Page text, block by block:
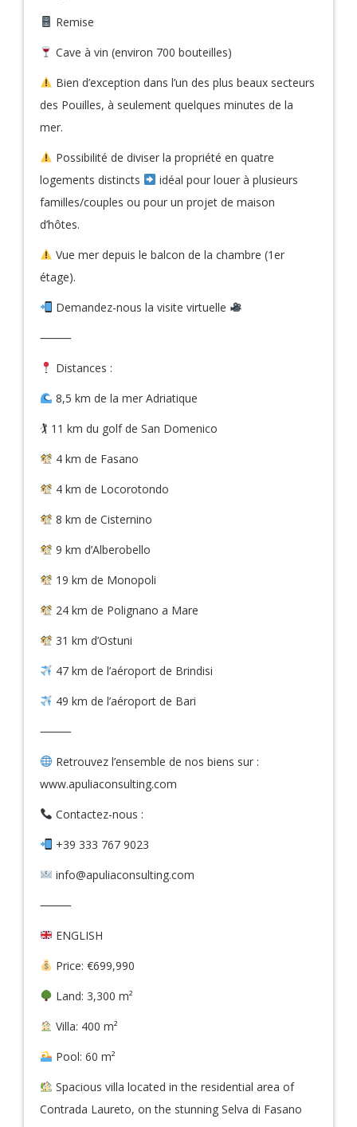
Remise
Cave à vin (environ 700 bouteilles)
Bien d’exception dans l’un des plus beaux secteurs
des Pouilles, à seulement quelques minutes de la
mer.
Possibilité de diviser la propriété en quatre
logements distincts
idéal pour louer à plusieurs
familles/couples ou pour un projet de maison
d’hôtes.
Vue mer depuis le balcon de la chambre (1er
étage).
Demandez-nous la visite virtuelle
⸻
Distances :
8,5 km de la mer Adriatique
🏌️ 11 km du golf de San Domenico
4 km de Fasano
4 km de Locorotondo
8 km de Cisternino
9 km d’Alberobello
19 km de Monopoli
24 km de Polignano a Mare
31 km d’Ostuni
47 km de l’aéroport de Brindisi
49 km de l’aéroport de Bari
⸻
Retrouvez l’ensemble de nos biens sur :
www.apuliaconsulting.com
Contactez-nous :
+39 333 767 9023
info@apuliaconsulting.com
⸻
ENGLISH
Price: €699,990
Land: 3,300 m²
Villa: 400 m²
Pool: 60 m²
Spacious villa located in the residential area of
Contrada Laureto, on the stunning Selva di Fasano